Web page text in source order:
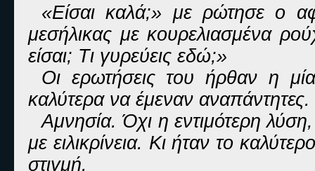
«Είσαι καλά;» με ρώτησε ο
μεσήλικας με κουρελιασμένα
είσαι; Τι γυρεύεις εδώ;»
Οι ερωτήσεις του ήρθαν η
καλύτερα να έμεναν
Αμνησία. Όχι η εντιμότερη
με ειλικρίνεια. Κι ήταν το
στιγμή.